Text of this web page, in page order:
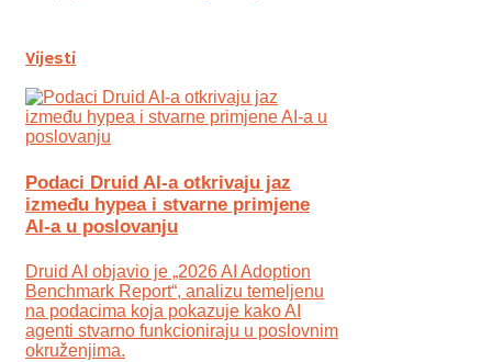
Vijesti
Podaci Druid AI-a otkrivaju jaz
između hypea i stvarne primjene
AI-a u poslovanju
Druid AI objavio je „2026 AI Adoption
Benchmark Report“, analizu temeljenu
na podacima koja pokazuje kako AI
agenti stvarno funkcioniraju u poslovnim
okruženjima.